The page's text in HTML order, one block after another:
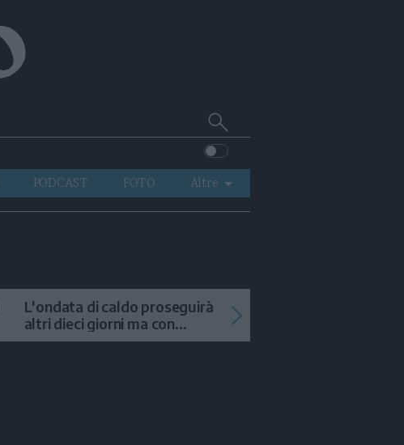
Cerca
su
Trentino
PODCAST FOTO
Altre
VIDEO
L'ondata di caldo proseguirà
altri dieci giorni ma con
temporali